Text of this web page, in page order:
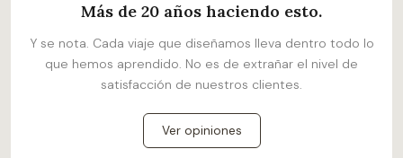
Más de 20 años haciendo esto.
Y se nota. Cada viaje que diseñamos lleva dentro todo lo
que hemos aprendido. No es de extrañar el nivel de
satisfacción de nuestros clientes.
Ver opiniones